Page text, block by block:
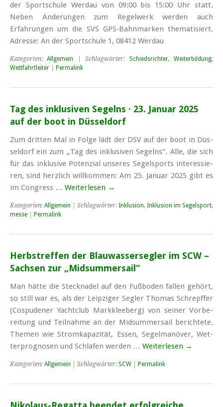
der Sportschule Werdau von 09:00 bis 15:00 Uhr statt.
Neben Änderungen zum Regelwerk werden auch
Erfahrungen um die SVS GPS‑Bahnmarken thematisiert.
Adresse: An der Sportschule 1, 08412 Werdau
Kategorien:Allgemein | Schlagwörter: Schiedsrichter,Weiterbildung,
Wettfahrtleiter
Permalink
Tag des inklusiven Segelns · 23. Januar 2025
auf der boot in Düssel­dorf
Zum drit­ten Mal in Fol­ge lädt der DSV auf der boot in Düs­
sel­dorf ein zum „Tag des in­klu­si­ven Se­gelns“. Al­le, die sich
für das in­klu­si­ve Po­ten­zi­al un­se­res Se­gel­sports in­ter­es­sie­
ren, sind herz­lich will­kom­men: Am 25. Ja­nu­ar 2025 gibt es
im Con­gress … Weiterlesen →
Kategorien: Allgemein | Schlagwörter: Inklusion, Inklusion im Segelsport,
messe
Permalink
Herbstreffen der Blauwassersegler im SCW –
Sachsen zur „Midsummersail“
Man hät­te die Steck­na­del auf den Fuß­bo­den fal­len ge­hört,
so still war es, als der Leip­zi­ger Seg­ler Tho­mas Schre­pffer
(Cospu­de­ner Yacht­club Mark­klee­berg) von sei­ner Vor­be­
rei­tung und Teil­nah­me an der Mid­sum­mer­sail be­rich­te­te.
The­men wie Strom­ka­pa­zi­tät, Es­sen, Se­gel­ma­nö­ver, Wet­
ter­pro­gno­sen und Schla­fen wer­den … Weiterlesen →
Kategorien: Allgemein | Schlagwörter: SCW Permalink